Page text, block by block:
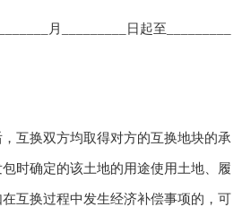
月_________日起至_________
互换双方均取得对方的互换地块的承
时确定的该土地的用途使用土地、履
互换过程中发生经济补偿事项的，可